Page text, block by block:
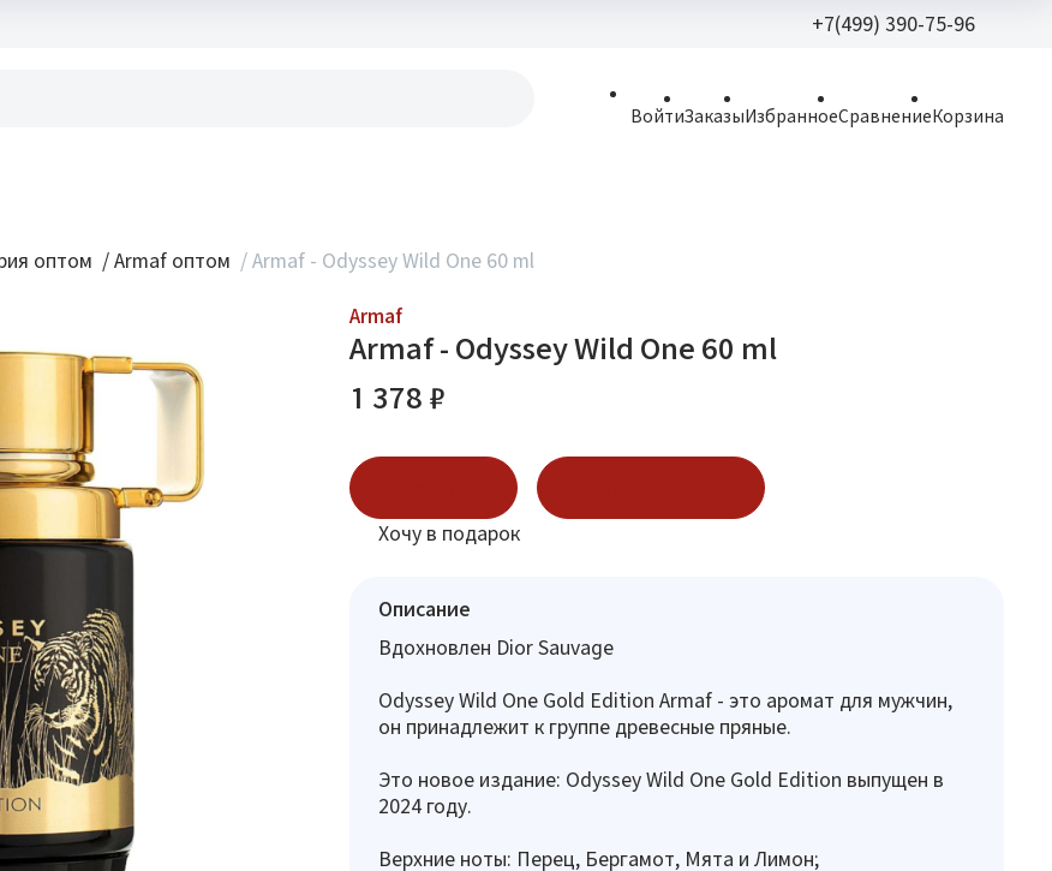
+7(499) 390-75-96
ВойтиЗаказыИзбранноеСравнениеКорзина
оптом / Armaf оптом / Armaf - Odyssey Wild One 60 ml
Armaf
Armaf - Odyssey Wild One 60 ml
1 378 ₽
Хочу в подарок
Описание
Вдохновлен Dior Sauvage
Odyssey Wild One Gold Edition Armaf - это аромат для мужчин,
он принадлежит к группе древесные пряные.
Это новое издание: Odyssey Wild One Gold Edition выпущен в
2024 году.
Верхние ноты: Перец, Бергамот, Мята и Лимон;